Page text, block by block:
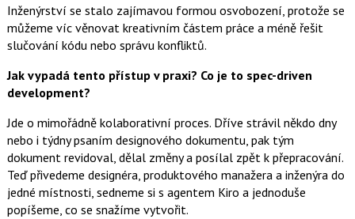
Inženýrství se stalo zajímavou formou osvobození, protože se
můžeme víc věnovat kreativním částem práce a méně řešit
slučování kódu nebo správu konfliktů.
Jak vypadá tento přístup v praxi? Co je to spec-driven
development?
Jde o mimořádně kolaborativní proces. Dříve strávil někdo dny
nebo i týdny psaním designového dokumentu, pak tým
dokument revidoval, dělal změny a posílal zpět k přepracování.
Teď přivedeme designéra, produktového manažera a inženýra do
jedné místnosti, sedneme si s agentem Kiro a jednoduše
popíšeme, co se snažíme vytvořit.